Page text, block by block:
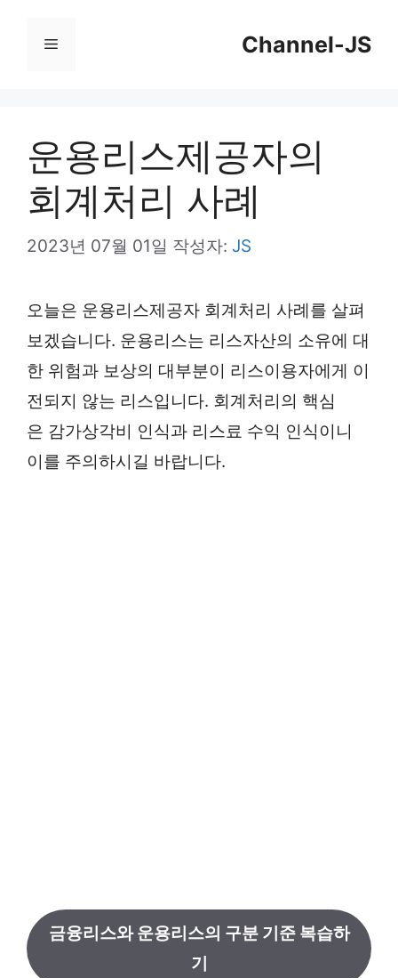
Channel-JS
메
운용리스제공자의
회계처리 사례
2023년 07월 01일 작성자: JS
오늘은 운용리스제공자 회계처리 사례를 살펴
보겠습니다. 운용리스는 리스자산의 소유에 대
한 위험과 보상의 대부분이 리스이용자에게 이
전되지 않는 리스입니다. 회계처리의 핵심
은 감가상각비 인식과 리스료 수익 인식이니
이를 주의하시길 바랍니다.
금융리스와 운용리스의 구분 기준 복습하
기